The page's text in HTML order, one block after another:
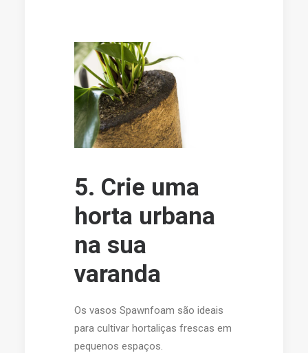
5. Crie uma
horta urbana
na sua
varanda
Os vasos Spawnfoam são ideais
para cultivar hortaliças frescas em
pequenos espaços.